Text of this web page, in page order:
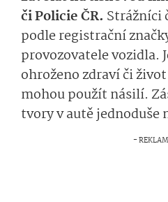
či Policie ČR. Strážníci
podle registrační
provozovatele vozidla.
ohroženo zdraví či
mohou použít násilí.
tvory v autě jednoduše